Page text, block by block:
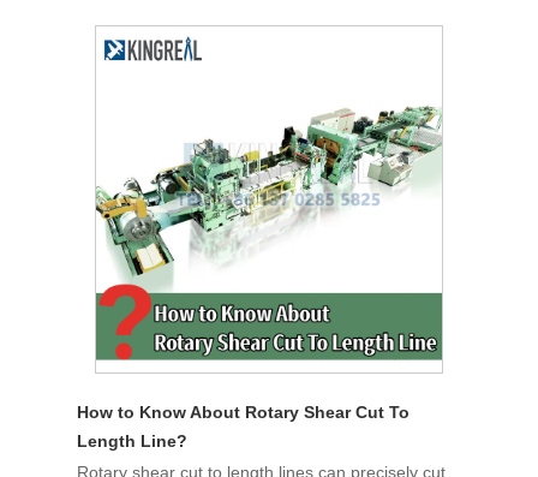
How to Know About Rotary Shear Cut To
Length Line?
Rotary shear cut to length lines can precisely cut